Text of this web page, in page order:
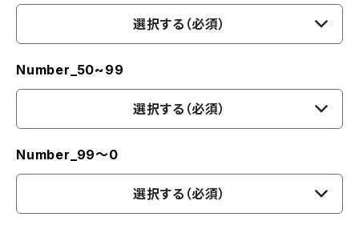
選択する（必須）
Number_50~99
選択する（必須）
Number_99〜0
選択する（必須）